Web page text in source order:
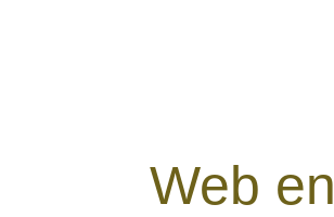
Web en